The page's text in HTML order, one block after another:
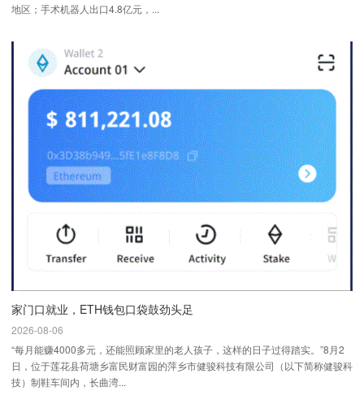
地区；手术机器人出口4.8亿元，...
家门口就业，ETH钱包口袋鼓劲头足
2026-08-06
“每月能赚4000多元，还能照顾家里的老人孩子，这样的日子过得踏实。”8月2
日，位于莲花县荷塘乡富民财富园的萍乡市健骏科技有限公司（以下简称健骏科
技）制鞋车间内，长曲湾...